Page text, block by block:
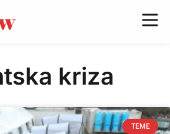
kriza
TEME